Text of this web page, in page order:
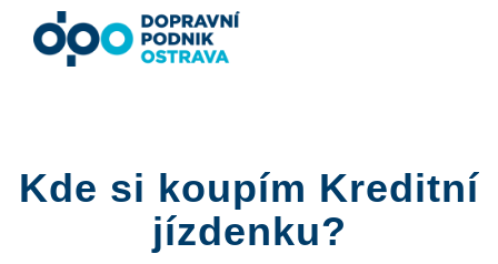
Kde si koupím Kreditní
jízdenku?